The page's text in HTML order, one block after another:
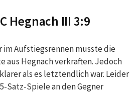
Hegnach III 3:9
im Aufstiegsrennen musste die
aus Hegnach verkraften. Jedoch
als es letztendlich war. Leider
Satz-Spiele an den Gegner